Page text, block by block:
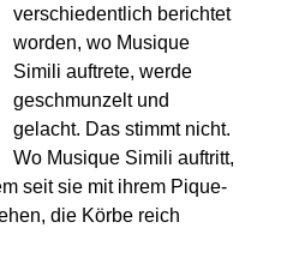
verschiedentlich berichtet
worden, wo Musique
Simili auftrete, werde
geschmunzelt und
gelacht. Das stimmt nicht.
Wo Musique Simili auftritt,
seit sie mit ihrem Pique-
die Körbe reich